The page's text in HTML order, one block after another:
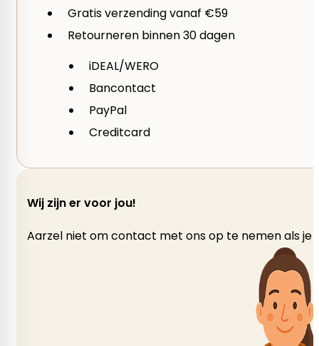
Taal
Seizoen
Herfst, Winter
Gratis verzending vanaf €59
Retourneren binnen 30 dagen
iDEAL/WERO
Bancontact
PayPal
Creditcard
Wij zijn er voor jou!
Aarzel niet om contact met ons op te nemen als